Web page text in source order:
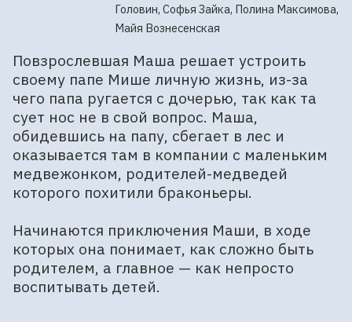
Головин, Софья Зайка, Полина Максимова,
Майя Вознесенская
Повзрослевшая Маша решает устроить
своему папе Мише личную жизнь, из-за
чего папа ругается с дочерью, так как та
сует нос не в свой вопрос. Маша,
обидевшись на папу, сбегает в лес и
оказывается там в компании с маленьким
медвежонком, родителей-медведей
которого похитили браконьеры.
Начинаются приключения Маши, в ходе
которых она понимает, как сложно быть
родителем, а главное — как непросто
воспитывать детей.